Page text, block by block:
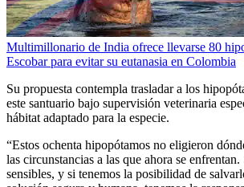
Multimillonario de India ofrece llevarse 80
Escobar para evitar su eutanasia en Colombia
Su propuesta contempla trasladar a los
este santuario bajo supervisión veterinaria
hábitat adaptado para la especie.
“Estos ochenta hipopótamos no eligieron
las circunstancias a las que ahora se
sensibles, y si tenemos la posibilidad de